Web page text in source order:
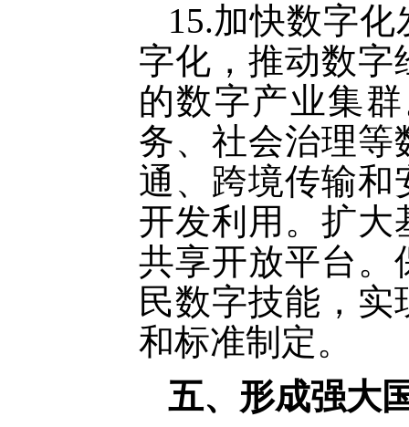
15.加快数字
字化，推动数字
的数字产业集
务、社会治理等
通、跨境传输和
开发利用。扩大
共享开放平台。
民数字技能，
和标准制定。
五、形成强大